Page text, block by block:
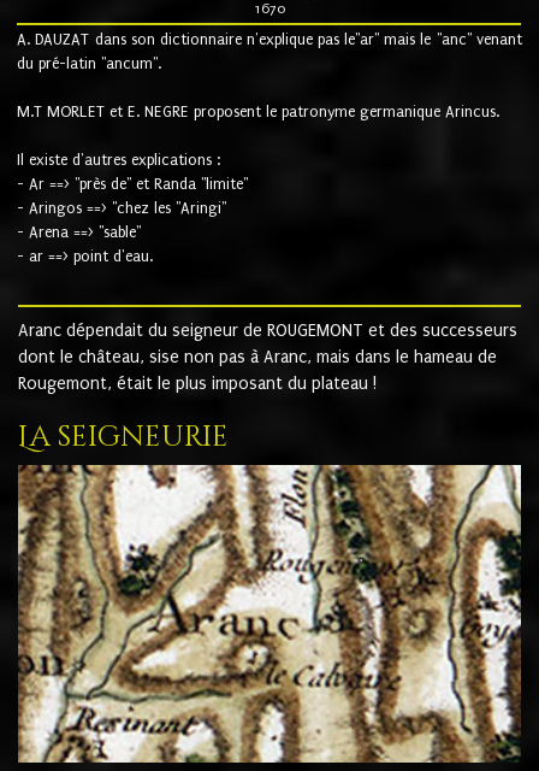
1670
A. DAUZAT dans son dictionnaire n'explique pas le"ar" mais le "anc" venant
du pré-latin "ancum".
M.T MORLET et E. NEGRE proposent le patronyme germanique Arincus.
Il existe d'autres explications :
- Ar ==> "près de" et Randa "limite"
- Aringos ==> "chez les "Aringi"
- Arena ==> "sable"
- ar ==> point d'eau.
Aranc dépendait du seigneur de ROUGEMONT et des successeurs
dont le château, sise non pas à Aranc, mais dans le hameau de
Rougemont, était le plus imposant du plateau !
La seigneurie